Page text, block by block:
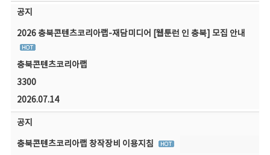
공지
2026 충북콘텐츠코리아랩-재담미디어 [웹툰런 인 충북] 모집 안내
충북콘텐츠코리아랩
3300
2026.07.14
공지
충북콘텐츠코리아랩 창작장비 이용지침